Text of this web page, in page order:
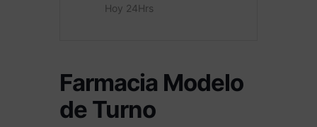
Hoy 24Hrs
Farmacia Modelo
de Turno